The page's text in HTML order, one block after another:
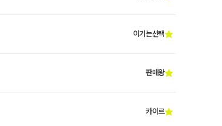
이기는선택
판매왕
카이르